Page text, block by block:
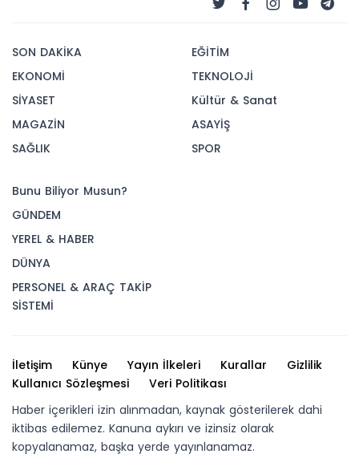
SON DAKİKA
EKONOMİ
SİYASET
MAGAZİN
SAĞLIK
EĞİTİM
TEKNOLOJİ
Kültür & Sanat
ASAYİŞ
SPOR
Bunu Biliyor Musun?
GÜNDEM
YEREL & HABER
DÜNYA
PERSONEL & ARAÇ TAKİP
SİSTEMİ
İletişim Künye Yayın İlkeleri Kurallar
Gizlilik
Kullanıcı Sözleşmesi
Veri Politikası
Haber içerikleri izin alınmadan, kaynak gösterilerek dahi
iktibas edilemez. Kanuna aykırı ve izinsiz olarak
kopyalanamaz, başka yerde yayınlanamaz.